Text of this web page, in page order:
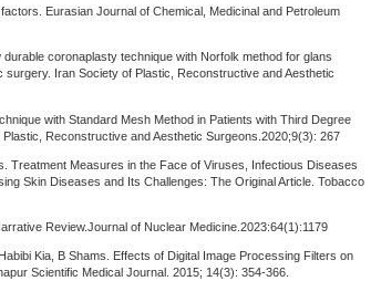
Eurasian Journal of Chemical, Medicinal and Petroleum
coronaplasty technique with Norfolk method for glans
Iran Society of Plastic, Reconstructive and Aesthetic
with Standard Mesh Method in Patients with Third Degree
Reconstructive and Aesthetic Surgeons.2020;9(3): 267
Treatment Measures in the Face of Viruses, Infectious Diseases
Skin Diseases and Its Challenges: The Original Article. Tobacco
Review.Journal of Nuclear Medicine.2023:64(1):1179
Kia, B Shams. Effects of Digital Image Processing Filters on
Scientific Medical Journal. 2015; 14(3): 354-366.